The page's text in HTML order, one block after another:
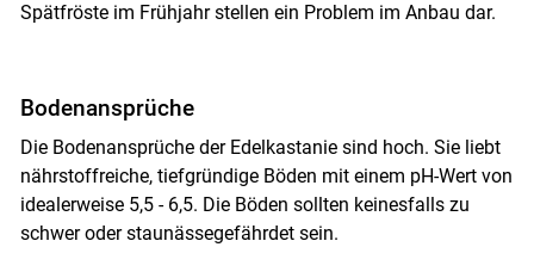
Spätfröste im Frühjahr stellen ein Problem im Anbau dar.
Bodenansprüche
Die Bodenansprüche der Edelkastanie sind hoch. Sie liebt
nährstoffreiche, tiefgründige Böden mit einem pH-Wert von
idealerweise 5,5 - 6,5. Die Böden sollten keinesfalls zu
schwer oder staunässegefährdet sein.